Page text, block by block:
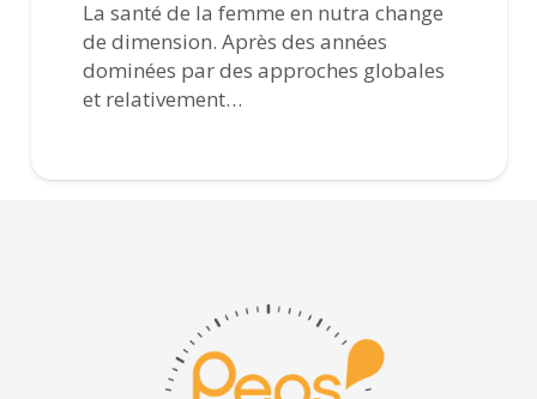
La santé de la femme en nutra change
de dimension. Après des années
dominées par des approches globales
et relativement…